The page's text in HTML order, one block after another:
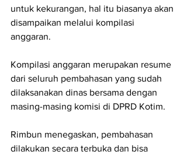
untuk kekurangan, hal itu biasanya akan
disampaikan melalui kompilasi
anggaran.
Kompilasi anggaran merupakan resume
dari seluruh pembahasan yang sudah
dilaksanakan dinas bersama dengan
masing-masing komisi di DPRD Kotim.
Rimbun menegaskan, pembahasan
dilakukan secara terbuka dan bisa